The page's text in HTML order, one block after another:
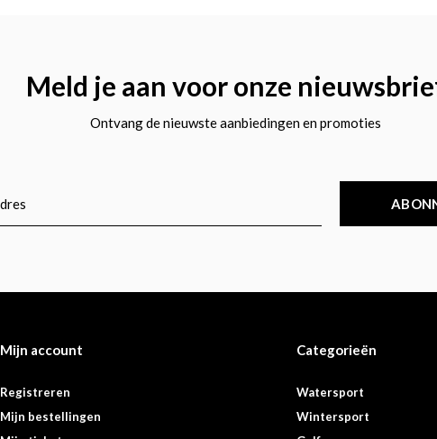
Meld je aan voor onze
Ontvang de nieuwste aanbiedingen en promoties
Mijn account
Registreren
Mijn bestellingen
Categorieën
Watersport
Wintersport